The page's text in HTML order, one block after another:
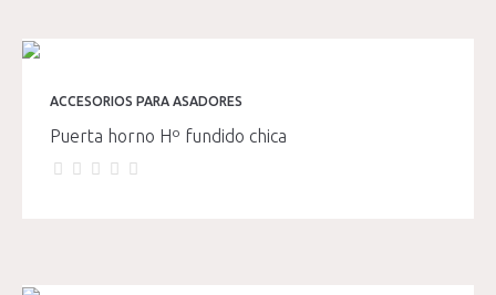
ACCESORIOS PARA ASADORES
Puerta horno Hº fundido chica